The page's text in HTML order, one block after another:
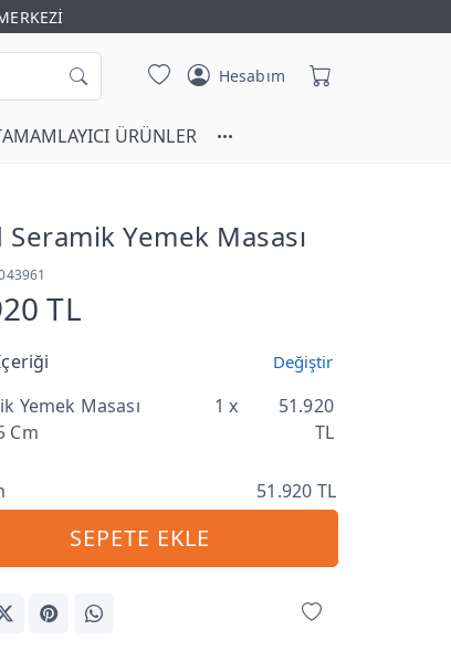
Hesabım
ÜRÜNLER
Seramik Yemek Masası
TL
Değiştir
Yemek Masası
Cm
1 x
51.920
TL
51.920 TL
SEPETE EKLE